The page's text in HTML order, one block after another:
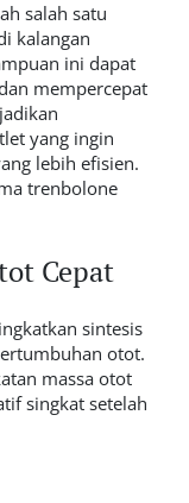
salah satu
kalangan
ini dapat
mempercepat
yang ingin
lebih efisien.
trenbolone
Cepat
sintesis
otot.
massa otot
singkat setelah